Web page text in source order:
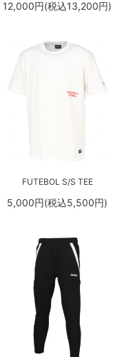
12,000円(税込13,200円)
FUTEBOL S/S TEE
5,000円(税込5,500円)